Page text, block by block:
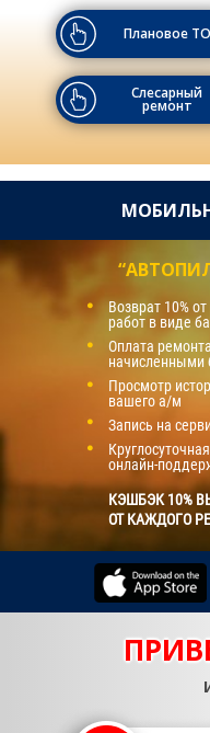
Плановое ТО
Слесарный
ремонт
Возврат 10%
работ в виде
Оплата ремонта
начисленными
Просмотр
вашего а/м
Запись на
Круглосуточная
онлайн-
КЭШБЭК 10%
ОТ КАЖДОГО